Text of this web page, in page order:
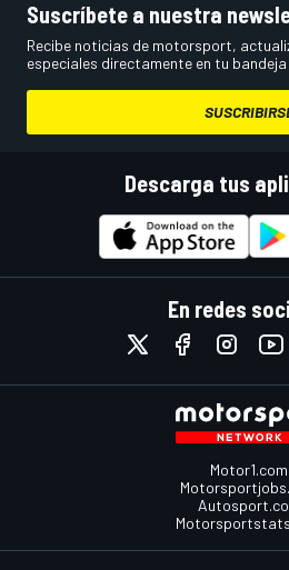
Suscríbete a nuestra
Recibe noticias de motorsport,
especiales directamente en tu
Descarga tus
En redes
Motor1.com